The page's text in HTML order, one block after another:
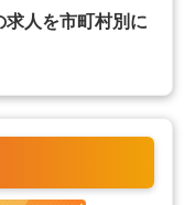
人を市町村別に